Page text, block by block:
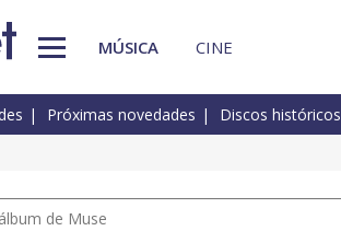
MÚSICA CINE
Próximas novedades Discos históricos
de Muse